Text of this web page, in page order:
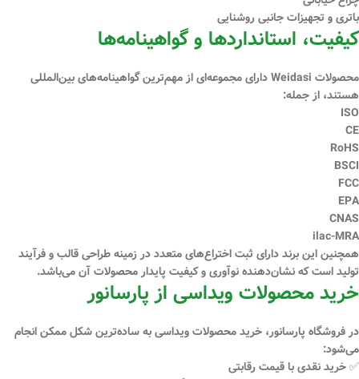
باتری و تجهیزات جانبی روشنایی
کیفیت، استانداردها و گواهینامه‌ها
محصولات Weidasi دارای مجموعه‌ای از
مهم‌ترین گواهینامه‌های بین‌المللی
هستند، از جمله:
ISO
CE
RoHS
BSCI
FCC
EPA
CNAS
ilac-MRA
همچنین این برند دارای ثبت اختراع‌های متعدددر زمینه طراحی قالب و فرآیند
تولید است که نشان‌دهنده نوآوری و کیفیت پایدار محصولات آن می‌باشد.
خرید محصولات ویداسی از پارسانور
در فروشگاه پارسانور، خرید محصولات ویداسی به ساده‌ترین شکل ممکن انجام
می‌شود:
✅ خریدنقدیبا قیمت رقابتی